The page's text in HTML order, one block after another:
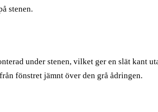
stenen.
under stenen, vilket ger en slät kant
fönstret jämnt över den grå ådringen.